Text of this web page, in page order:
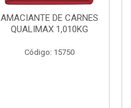
AMACIANTE DE CARNES
QUALIMAX 1,010KG
Código: 15750